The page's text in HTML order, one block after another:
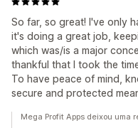
So far, so great! I've only
it's doing a great job,
which was/is a major
thankful that I took the
To have peace of mind,
secure and protected
Mega Profit Apps deixou uma